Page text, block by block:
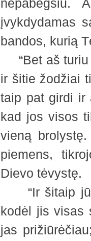
nepabėgsiu.
įvykdydamas
bandos, kurią
“Bet aš turiu
ir šitie žodžiai
taip pat girdi ir
kad jos visos
vieną
piemens,
Dievo tėvystę.
“Ir šitaip jūs
kodėl jis visas
jas